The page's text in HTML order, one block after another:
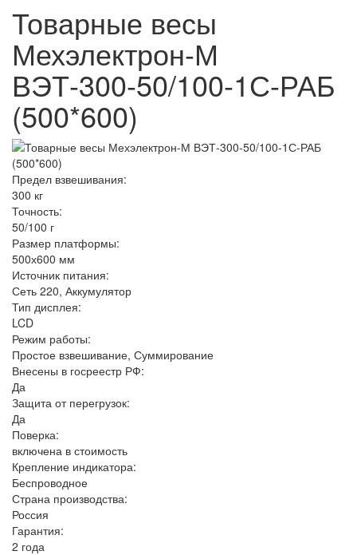
Товарные весы
Мехэлектрон-М
ВЭТ-300-50/100-1С-РАБ
(500*600)
Предел взвешивания:
300 кг
Точность:
50/100 г
Размер платформы:
500х600 мм
Источник питания:
Сеть 220, Аккумулятор
Тип дисплея:
LCD
Режим работы:
Простое взвешивание, Суммирование
Внесены в госреестр РФ:
Да
Защита от перегрузок:
Да
Поверка:
включена в стоимость
Крепление индикатора:
Беспроводное
Страна производства:
Россия
Гарантия:
2 года